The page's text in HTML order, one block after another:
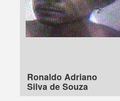
Ronaldo Adriano
Silva de Souza